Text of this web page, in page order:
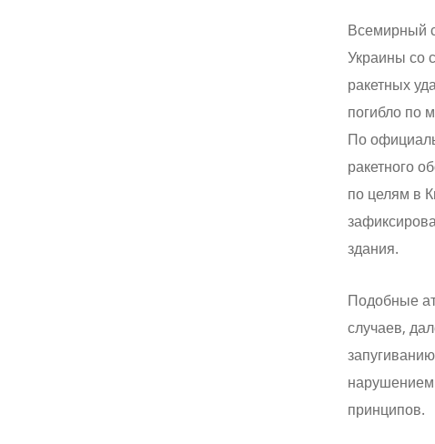
Всемирный
Украины со
ракетных
погибло по
По
ракетного
по целям в
здания.
Подобные
случаев,
принципов.